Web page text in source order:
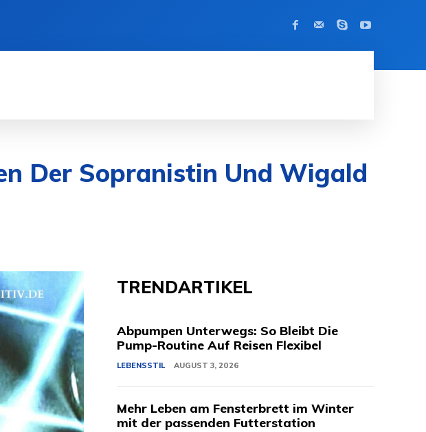
Der Sopranistin Und Wigald
TRENDARTIKEL
Abpumpen Unterwegs: So Bleibt Die
Pump-Routine Auf Reisen Flexibel
LEBENSSTIL AUGUST 3, 2026
Mehr Leben am Fensterbrett im Winter
mit der passenden Futterstation